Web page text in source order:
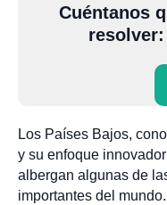
Cuéntanos
resolver:
Los Países Bajos,
y su enfoque
albergan algunas de
importantes del